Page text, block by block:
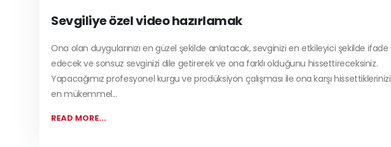
Sevgiliye özel video hazırlamak
Ona olan duygularınızı en güzel şekilde anlatacak, sevginizi en etkileyici şekilde ifade
edecek ve sonsuz sevginizi dile getirerek ve ona farklı olduğunu hissettireceksiniz.
Yapacağımız profesyonel kurgu ve prodüksiyon çalışması ile ona karşı hissettiklerinizi
en mükemmel...
READ MORE...